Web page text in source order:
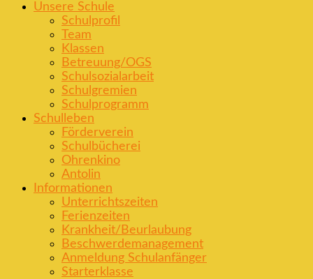
Unsere Schule
Schulprofil
Team
Klassen
Betreuung/OGS
Schulsozialarbeit
Schulgremien
Schulprogramm
Schulleben
Förderverein
Schulbücherei
Ohrenkino
Antolin
Informationen
Unterrichtszeiten
Ferienzeiten
Krankheit/Beurlaubung
Beschwerdemanagement
Anmeldung Schulanfänger
Starterklasse